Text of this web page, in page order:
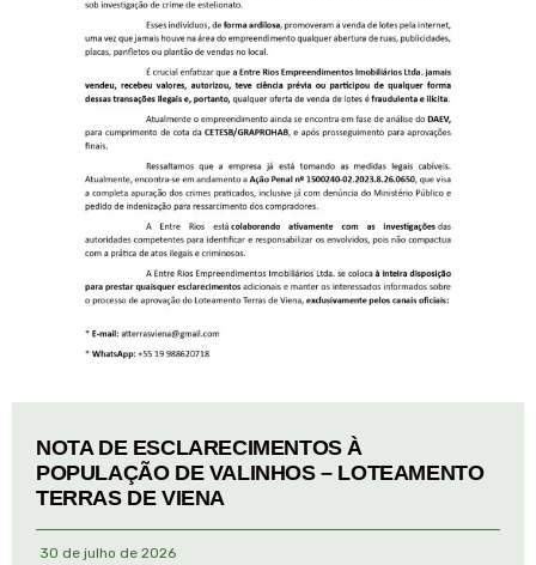
NOTA DE ESCLARECIMENTOS À
POPULAÇÃO DE VALINHOS – LOTEAMENTO
TERRAS DE VIENA
30 de julho de 2026